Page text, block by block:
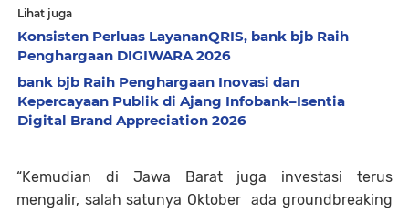
Lihat juga
Konsisten Perluas LayananQRIS, bank bjb Raih
Penghargaan DIGIWARA 2026
bank bjb Raih Penghargaan Inovasi dan
Kepercayaan Publik di Ajang Infobank–Isentia
Digital Brand Appreciation 2026
“Kemudian di Jawa Barat juga investasi terus
mengalir, salah satunya Oktober ada groundbreaking